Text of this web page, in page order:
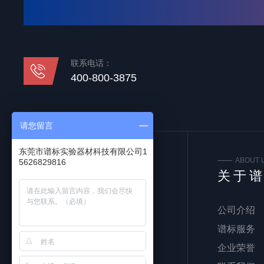
联系电话：
400-800-3875
FOLLOW US
关注我们
ABOUT
关于
公司介绍
谱标服务
企业荣誉
请您留言
东莞市谱标实验器材科技有限公司1
5626829816